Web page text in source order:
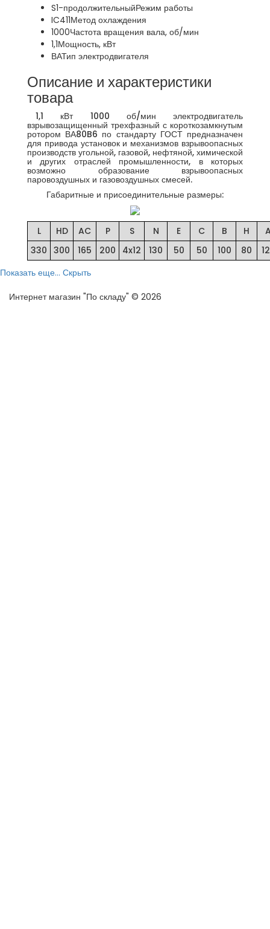
S1-продолжительныйРежим работы
IC411Метод охлаждения
1000Частота вращения вала, об/мин
1,1Мощность, кВт
ВАТип электродвигателя
Описание и характеристики
товара
1,1 кВт 1000 об/мин электродвигатель
взрывозащищенный трехфазный с короткозамкнутым
ротором ВА80B6 по стандарту ГОСТ предназначен
для привода установок и механизмов взрывоопасных
производств угольной, газовой, нефтяной, химической
и других отраслей промышленности, в которых
возможно образование взрывоопасных
паровоздушных и газовоздушных смесей.
Габаритные и присоединительные размеры:
L HD AC P S N E C B H
330 300 165 200 4x12 130 50 50 100 80
Показать еще... Скрыть
Интернет магазин "По складу" © 2026